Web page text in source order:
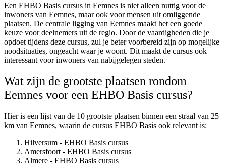
Een EHBO Basis cursus in Eemnes is niet alleen nuttig voor de
inwoners van Eemnes, maar ook voor mensen uit omliggende
plaatsen. De centrale ligging van Eemnes maakt het een goede
keuze voor deelnemers uit de regio. Door de vaardigheden die je
opdoet tijdens deze cursus, zul je beter voorbereid zijn op mogelijke
noodsituaties, ongeacht waar je woont. Dit maakt de cursus ook
interessant voor inwoners van nabijgelegen steden.
Wat zijn de grootste plaatsen rondom
Eemnes voor een EHBO Basis cursus?
Hier is een lijst van de 10 grootste plaatsen binnen een straal van 25
km van Eemnes, waarin de cursus EHBO Basis ook relevant is:
Hilversum - EHBO Basis cursus
Amersfoort - EHBO Basis cursus
Almere - EHBO Basis cursus